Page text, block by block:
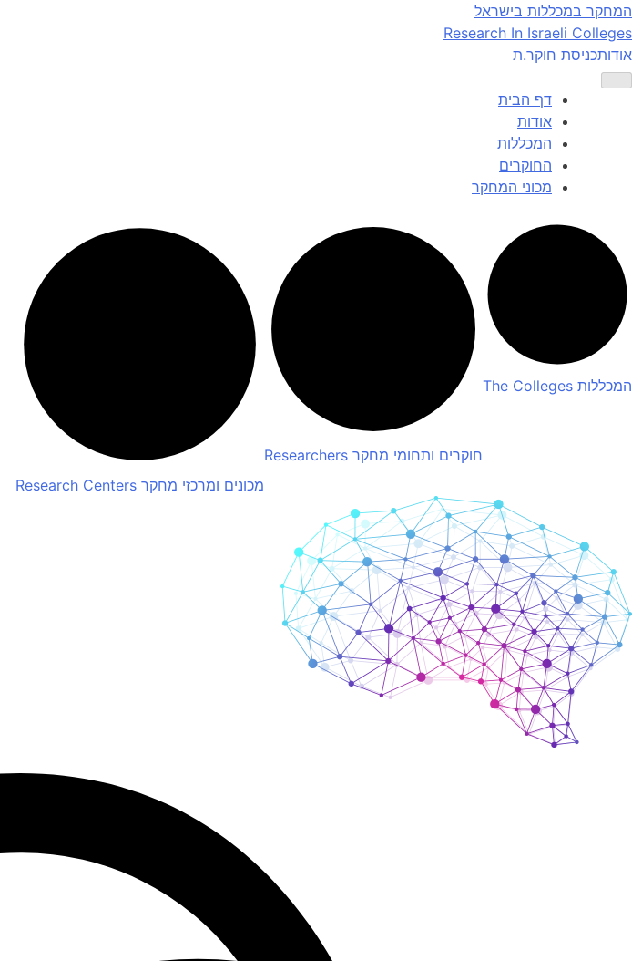
Skip
to
content
המחקר במכללות בישראל
Research In Israeli Colleges
אודותכניסת חוקר.ת
דף הבית
אודות
המכללות
החוקרים
מכוני המחקר
המכללות The Colleges
חוקרים ותחומי מחקר Researchers
מכונים ומרכזי מחקר Research Centers